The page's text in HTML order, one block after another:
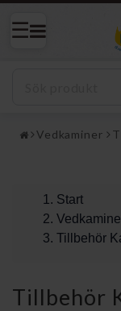
Vedkaminer
Start
Tillbehör
Tillbehör